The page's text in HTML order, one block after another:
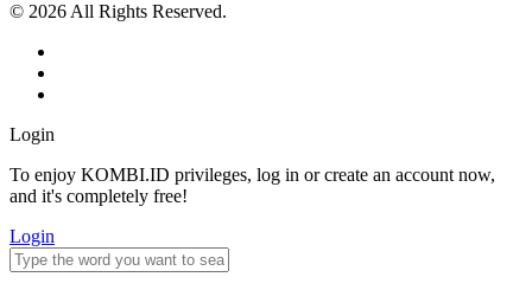
© 2026 All Rights Reserved.
Login
To enjoy KOMBI.ID privileges, log in or create an account now,
and it's completely free!
Login